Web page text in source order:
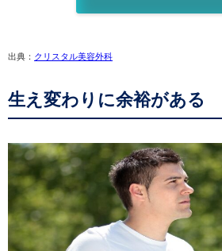
出典： クリスタル美容外科
生え変わりに余裕がある